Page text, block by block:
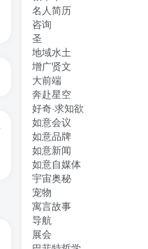
名人简历
咨询
圣
地域水土
增广贤文
大前端
奔赴星空
好奇·求知欲
如意会议
如意品牌
如意新闻
如意自媒体
宇宙奥秘
宠物
寓言故事
导航
展会